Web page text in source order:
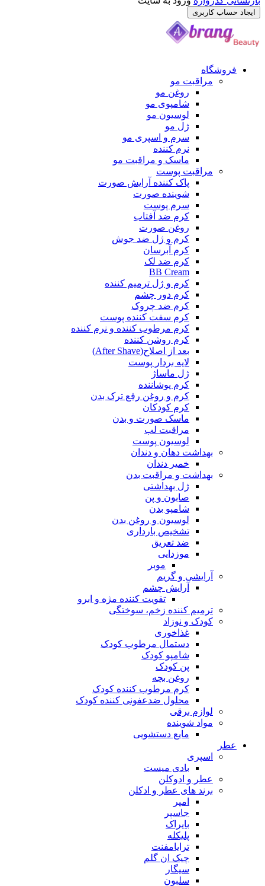
کاربری
مراقبت مو
روغن مو
شامپوی مو
لوسیون مو
سرم و اسپری مو
نرم کننده
ماسک و مراقبت مو
مراقبت پوست
پاک کننده آرایش صورت
شوینده صورت
سرم پوست
کرم ضد آفتاب
روغن صورت
کرم و ژل ضد جوش
کرم آبرسان
کرم ضد لک
BB Cream
کرم و ژل ترمیم کننده
کرم دور چشم
کرم ضد چروک
کرم سفت کننده پوست
کرم مرطوب کننده و نرم کننده
کرم روشن کننده
بعد از اصلاح(After Shave)
لایه بردار پوست
ژل ماساژ
کرم پوشاننده
کرم و روغن رفع ترک بدن
کرم کودکان
ماسک صورت و بدن
مراقبت لب
لوسیون پوست
بهداشت دهان و دندان
خمیر دندان
بهداشت و مراقبت بدن
ژل بهداشتی
صابون و پن
شامپو بدن
لوسیون و روغن بدن
تشخیص بارداری
ضد تعریق
موزدایی
آرایشی و گریم
آرایش چشم
تقویت کننده مژه و ابرو
ترمیم کننده زخم، سوختگی
کودک و نوزاد
غذاخوری
دستمال مرطوب کودک
شامپو کودک
پن کودک
روغن بچه
کرم مرطوب کننده کودک
محلول ضدعفونی کننده کودک
لوازم برقی
مواد شوینده
مایع دستشویی
اسپری
بادی میست
عطر و ادوکلن
برند های عطر و ادکلن
ترایامفنت
چیک ان گلم